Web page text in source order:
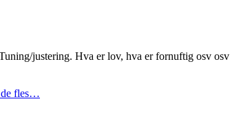
justering. Hva er lov, hva er fornuftig osv osv
de fles…